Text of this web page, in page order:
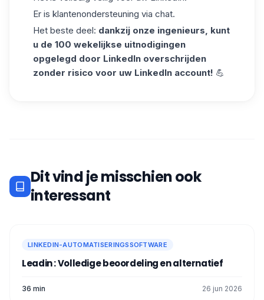
Er is klantenondersteuning via chat.
Het beste deel: dankzij onze ingenieurs, kunt
u de 100 wekelijkse uitnodigingen
opgelegd door LinkedIn overschrijden
zonder risico voor uw LinkedIn account! 💪
Dit vind je misschien ook
interessant
LINKEDIN-AUTOMATISERINGSSOFTWARE
Leadin : Volledige beoordeling en alternatief
36 min 26 jun 2026